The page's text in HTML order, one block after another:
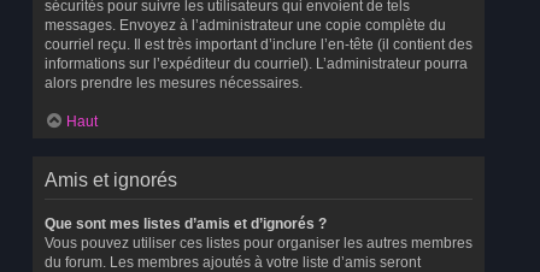
sécurités pour suivre les utilisateurs qui envoient de tels
messages. Envoyez à l’administrateur une copie complète du
courriel reçu. Il est très important d’inclure l’en-tête (il contient des
informations sur l’expéditeur du courriel). L’administrateur pourra
alors prendre les mesures nécessaires.
Haut
Amis et ignorés
Que sont mes listes d’amis et d’ignorés ?
Vous pouvez utiliser ces listes pour organiser les autres membres
du forum. Les membres ajoutés à votre liste d’amis seront